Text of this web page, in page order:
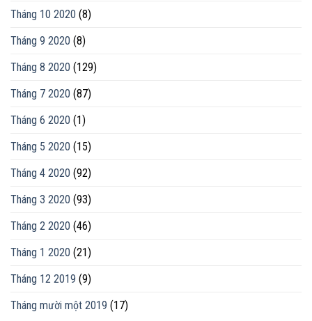
Tháng 10 2020 (8)
Tháng 9 2020 (8)
Tháng 8 2020 (129)
Tháng 7 2020 (87)
Tháng 6 2020 (1)
Tháng 5 2020 (15)
Tháng 4 2020 (92)
Tháng 3 2020 (93)
Tháng 2 2020 (46)
Tháng 1 2020 (21)
Tháng 12 2019 (9)
Tháng mười một 2019 (17)